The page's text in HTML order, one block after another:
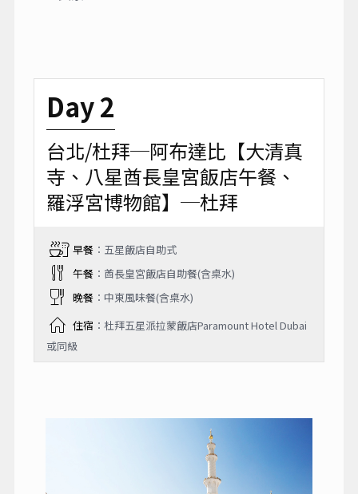
Day 2
台北/杜拜─阿布達比【大清真
寺、八星酋長皇宮飯店午餐、
羅浮宮博物館】─杜拜
早餐：五星飯店自助式
午餐：酋長皇宮飯店自助餐(含桌水)
晚餐：中東風味餐(含桌水)
住宿 ：杜拜五星派拉蒙飯店Paramount Hotel Dubai
或同級